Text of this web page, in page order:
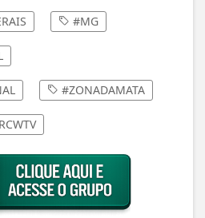
#MG
#ZONADAMATA